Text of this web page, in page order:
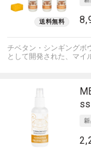
チベタン・シンギングボ
として開発された、マイ